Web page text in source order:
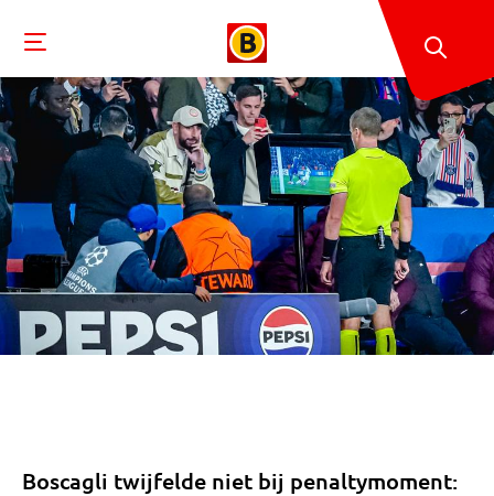
Boscagli twijfelde niet bij penaltymoment: